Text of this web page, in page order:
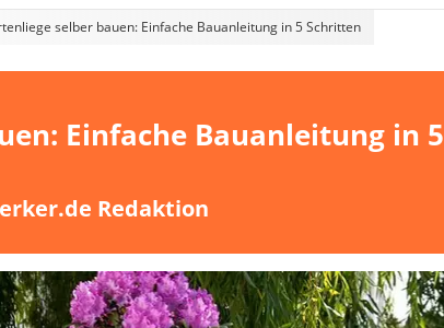
selber bauen: Einfache Bauanleitung in 5 Schritten
Einfache Bauanleitung in 5
Redaktion